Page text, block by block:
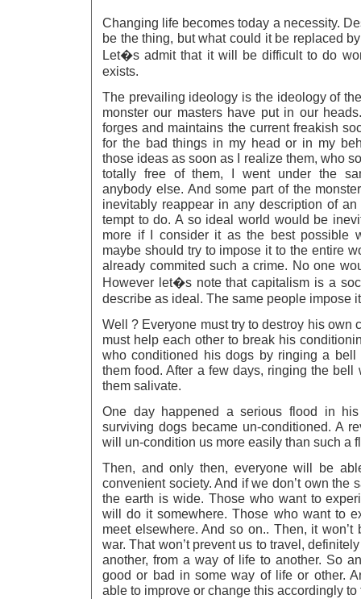
Changing life becomes today a necessity.
be the thing, but what could it be replaced
Let�s admit that it will be difficult to do
exists.
The prevailing ideology is the ideology of
monster our masters have put in our
forges and maintains the current freakish
for the bad things in my head or in my
those ideas as soon as I realize them, who
totally free of them, I went under the
anybody else. And some part of the
inevitably reappear in any description of
tempt to do. A so ideal world would be
more if I consider it as the best possible
maybe should try to impose it to the entire
already commited such a crime. No one
However let�s note that capitalism is a
describe as ideal. The same people impose
Well ? Everyone must try to destroy his own
must help each other to break his
who conditioned his dogs by ringing a bell
them food. After a few days, ringing the bell
them salivate.
One day happened a serious flood in
surviving dogs became un-conditioned. A
will un-condition us more easily than such a
Then, and only then, everyone will be
convenient society. And if we don’t own the
the earth is wide. Those who want to
will do it somewhere. Those who want to
meet elsewhere. And so on.. Then, it won’t
war. That won’t prevent us to travel,
another, from a way of life to another. So
good or bad in some way of life or other.
able to improve or change this accordingly